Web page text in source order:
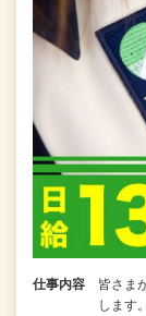
仕事内容
皆さま
します